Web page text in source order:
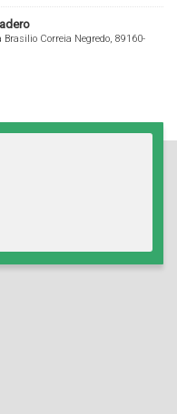
Brasilio Correia Negredo, 89160-